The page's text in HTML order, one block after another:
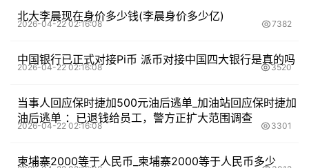
北大李晨现在身价多少钱(李晨身价多少亿)
2026-04-22 02:16:08 7382
中国银行已正式对接Pi币 派币对接中国四大银行是真的吗
2026-04-22 02:16:08 3520
当事人回应保时捷加500元油后逃单_加油站回应保时捷加
油后逃单 ：已退钱给员工，警方正扩大范围调查
2026-04-22 02:16:08 3301
柬埔寨2000等于人民币_柬埔寨2000等于人民币多少